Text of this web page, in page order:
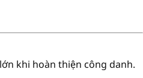
khi hoàn thiện công danh.